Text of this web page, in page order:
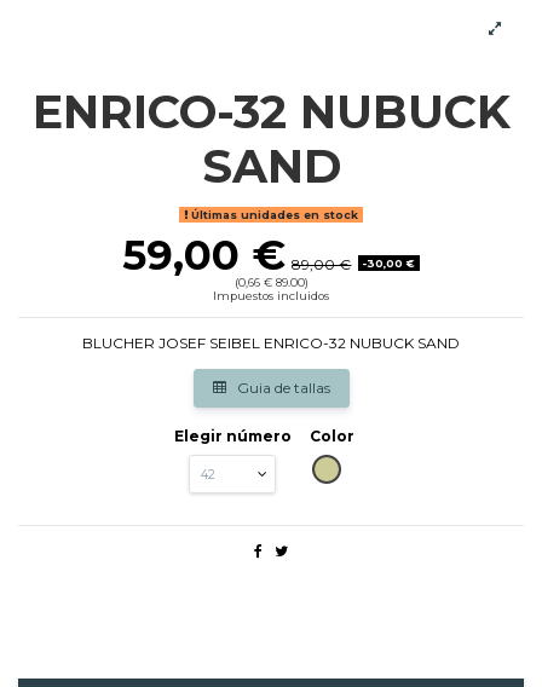
ENRICO-32 NUBUCK
SAND
Últimas unidades en stock
59,00 € 89,00 €
-30,00 €
(0,66 € 89.00)
Impuestos incluidos
BLUCHER JOSEF SEIBEL ENRICO-32 NUBUCK SAND
Guia de tallas
Elegir número
Color
BEIG